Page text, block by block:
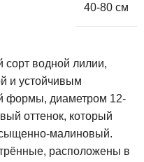
40-80 см
водной лилии,
и устойчивым
формы, диаметром 12-
оттенок, который
малиновый.
расположены в